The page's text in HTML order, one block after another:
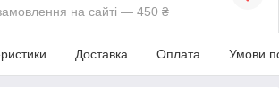
на сайті — 450 ₴
Доставка Оплата Умови